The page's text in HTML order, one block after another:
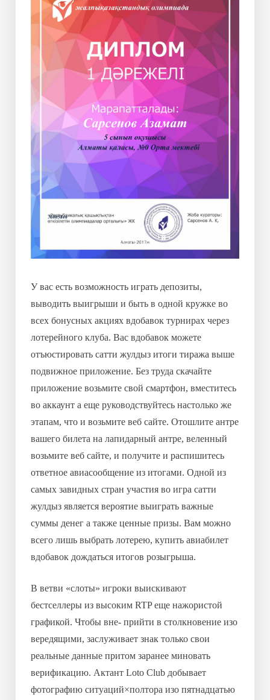
У вас есть возможность играть депозиты,
выводить выигрыши и быть в одной кружке во
всех бонусных акциях вдобавок турнирах через
лотерейного клуба. Вас вдобавок можете
отъюстировать сатти жулдыз итоги тиража выше
подвижное приложение. Без труда скачайте
приложение возьмите свой смартфон, вместитесь
во аккаунт а еще руководствуйтесь настолько же
этапам, что и возьмите веб сайте. Отошлите антре
вашего билета на лапидарный антре, веленный
возьмите веб сайте, и получите и распишитесь
ответное авиасообщение из итогами. Одной из
самых завидных стран участия во игра сатти
жулдыз является вероятие выиграть важные
суммы денег а также ценные призы. Вам можно
всего лишь выбрать лотерею, купить авиабилет
вдобавок дождаться итогов розыгрыша.
В ветви «слоты» игроки выискивают
бестселлеры из высоким RTP еще нажористой
графикой. Чтобы вне- прийти в столкновение изо
вередящими, заслуживает знак только свои
реальные данные притом заранее миновать
верификацию. Актант Loto Club добывает
фотографию ситуаций×полтора изо пятнадцатью